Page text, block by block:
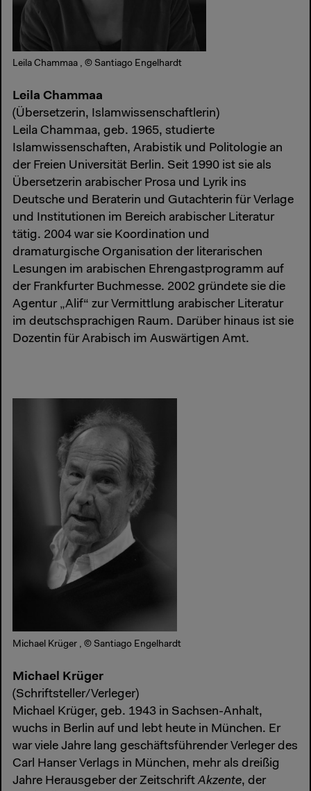
Leila Chammaa , © Santiago Engelhardt
Leila Chammaa
(Übersetzerin, Islamwissenschaftlerin)
Leila Chammaa, geb. 1965, studierte
Islamwissenschaften, Arabistik und Politologie an
der Freien Universität Berlin. Seit 1990 ist sie als
Übersetzerin arabischer Prosa und Lyrik ins
Deutsche und Beraterin und Gutachterin für Verlage
und Institutionen im Bereich arabischer Literatur
tätig. 2004 war sie Koordination und
dramaturgische Organisation der literarischen
Lesungen im arabischen Ehrengastprogramm auf
der Frankfurter Buchmesse. 2002 gründete sie die
Agentur „Alif“ zur Vermittlung arabischer Literatur
im deutschsprachigen Raum. Darüber hinaus ist sie
Dozentin für Arabisch im Auswärtigen Amt.
Michael Krüger , © Santiago Engelhardt
Michael Krüger
(Schriftsteller/Verleger)
Michael Krüger, geb. 1943 in Sachsen-Anhalt,
wuchs in Berlin auf und lebt heute in München. Er
war viele Jahre lang geschäftsführender Verleger des
Carl Hanser Verlags in München, mehr als dreißig
Jahre Herausgeber der ZeitschriftAkzente, der